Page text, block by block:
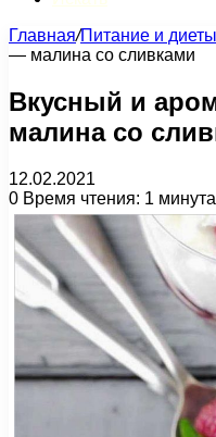
Главная/Питание и диеты
— малина со сливками
Вкусный и
малина со
12.02.2021
0 Время чтения: 1 минута